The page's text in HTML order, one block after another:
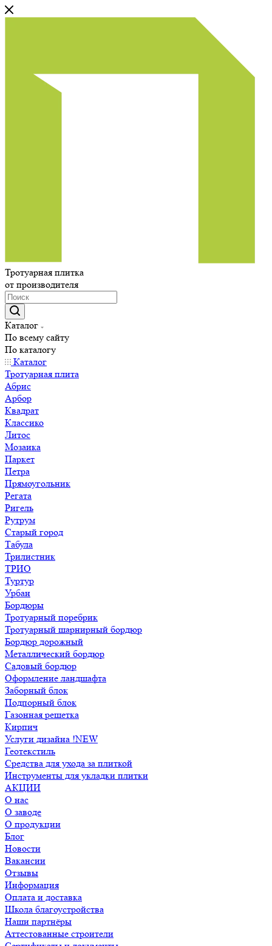
Тротуарная плитка
от производителя
Каталог
По всему сайту
По каталогу
Каталог
Тротуарная плита
Абрис
Арбор
Квадрат
Классико
Литос
Мозаика
Паркет
Петра
Прямоугольник
Регата
Ригель
Рутрум
Старый город
Табула
Трилистник
ТРИО
Туртур
Урбан
Бордюры
Тротуарный поребрик
Тротуарный шарнирный бордюр
Бордюр дорожный
Металлический бордюр
Садовый бордюр
Оформление ландшафта
Заборный блок
Подпорный блок
Газонная решетка
Кирпич
Услуги дизайна !NEW
Геотекстиль
Средства для ухода за плиткой
Инструменты для укладки плитки
АКЦИИ
О нас
О заводе
О продукции
Блог
Новости
Вакансии
Отзывы
Информация
Оплата и доставка
Школа благоустройства
Наши партнёры
Аттестованные строители